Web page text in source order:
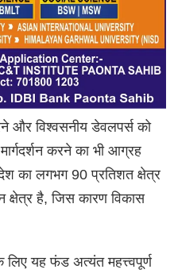
और विश्वसनीय डेवलपर्स को
करने का भी आग्रह
का लगभग 90 प्रतिशत क्षेत्र
क्षेत्र है, जिस कारण विकास
यह फंड अत्यंत महत्त्वपूर्ण